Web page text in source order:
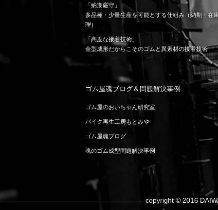
「納期厳守」
多品種・少量生産を可能とする仕組み（納期・在
理）
「高度な接着技術」
金型成形だからこそのゴムと異素材の接着技術
ゴム屋魂ブログ＆問題解決事例
ゴム屋のおいちゃん研究室
バイク再生工房もとみや
ゴム屋魂ブログ
魂のゴム成型問題解決事例
copyright © 2016